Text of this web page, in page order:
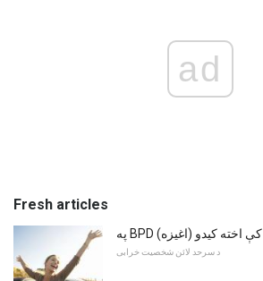
ad
Fresh articles
په BPD کې اخته کیدو (اغیزه)
د سرحد لائن شخصیت خرابی